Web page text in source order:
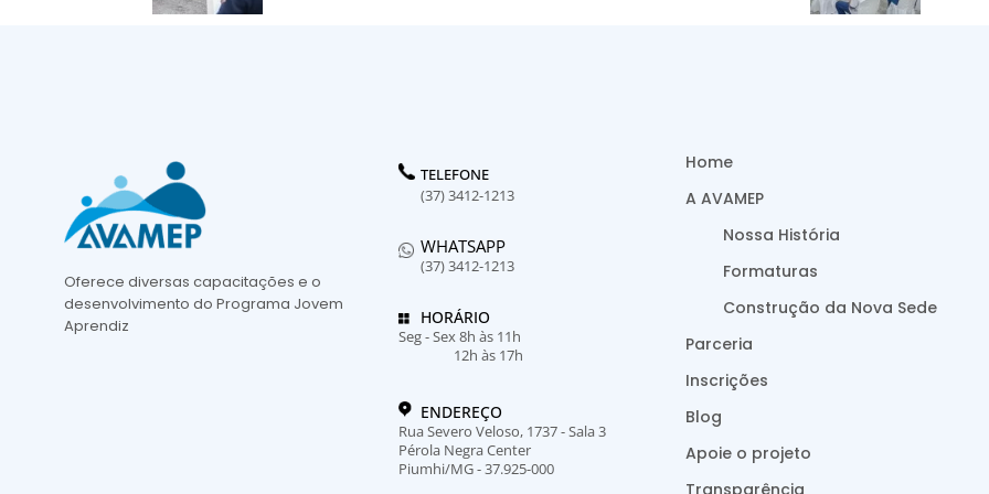
Oferece diversas capacitações e o
desenvolvimento do Programa Jovem
Aprendiz
TELEFONE
(37) 3412-1213
WHATSAPP
(37) 3412-1213
HORÁRIO
Seg - Sex 8h às 11h
12h às 17h
ENDEREÇO
Rua Severo Veloso, 1737 - Sala 3
Pérola Negra Center
Piumhi/MG - 37.925-000
Home
A AVAMEP
Nossa História
Formaturas
Construção da Nova Sede
Parceria
Inscrições
Blog
Apoie o projeto